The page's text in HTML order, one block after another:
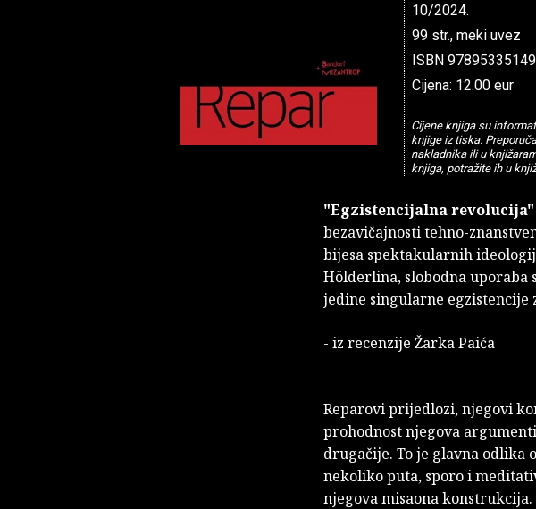
10/2024.
99 str., meki uvez
ISBN
Cijena: 12.00 eur
Cijene knjiga su
knjige iz tiska.
nakladnika ili u
knjiga, potražite ih u
"Egzistencijalna revolucija"
bezavičajnosti tehno-
bijesa spektakularnih
Hölderlina, slobodna uporaba
jedine singularne
- iz recenzije Žarka Paića
Reparovi prijedlozi, njegovi
prohodnost njegova
drugačije. To je glavna odlika
nekoliko puta, sporo i
njegova misaona konstrukcija.